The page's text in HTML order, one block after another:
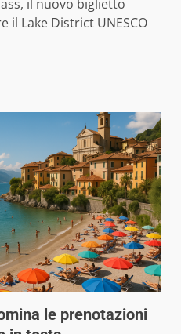
il nuovo biglietto
Lake District UNESCO
le prenotazioni